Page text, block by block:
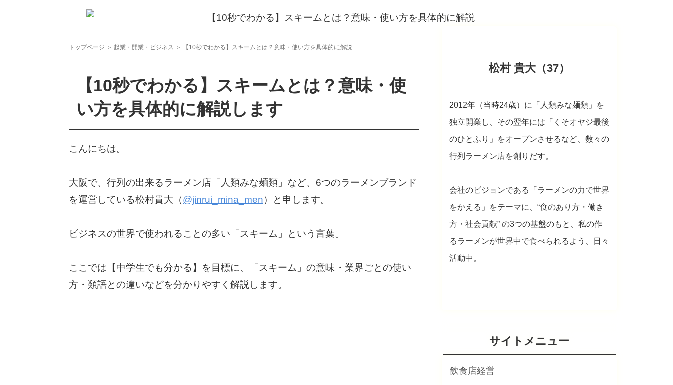
トップページ ＞ 起業・開業・ビジネス ＞ 【10秒でわかる】スキームとは？意味・使い方を具体的に解説
【10秒でわかる】スキームとは？意味・使
い方を具体的に解説します
こんにちは。
大阪で、行列の出来るラーメン店「人類みな麺類」など、6つのラーメンブランド
を運営している松村貴大（@jinrui_mina_men）と申します。
ビジネスの世界で使われることの多い「スキーム」という言葉。
ここでは【中学生でも分かる】を目標に、「スキーム」の意味・業界ごとの使い
方・類語との違いなどを分かりやすく解説します。
松村 貴大（37）
2012年（当時24歳）に「人類みな麺類」を
独立開業し、その翌年には「くそオヤジ最後
のひとふり」をオープンさせるなど、数々の
行列ラーメン店を創りだす。
会社のビジョンである「ラーメンの力で世界
をかえる」をテーマに、“食のあり方・働き
方・社会貢献” の3つの基盤のもと、私の作
るラーメンが世界中で食べられるよう、日々
活動中。
サイトメニュー
飲食店経営